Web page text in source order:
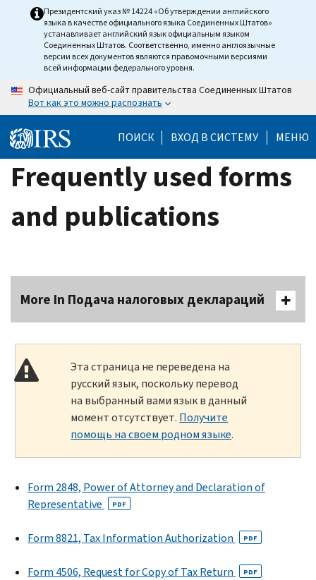
Президентский указ № 14224 «Об утверждении английского
языка в качестве официального языка Соединенных Штатов»
устанавливает английский язык официальным языком
Соединенных Штатов. Соответственно, именно англоязычные
версии всех документов являются правомочными версиями
всей информации федерального уровня.
Официальный веб-сайт правительства Соединенных Штатов
Вот как это можно распознать
ПОИСК ВХОД В СИСТЕМУ МЕНЮ
Frequently used forms
and publications
More In Подача налоговых деклараций
Эта страница не переведена на
русский язык, поскольку перевод
на выбранный вами язык в данный
момент отсутствует. Получите
помощь на своем родном языке.
Form 2848, Power of Attorney and Declaration of
Representative
PDF
Form 8821, Tax Information Authorization PDF
Form 4506, Request for Copy of Tax Return PDF